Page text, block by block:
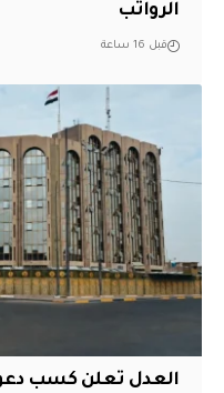
الرواتب
قبل 16 ساعة
العدل تعلن كسب